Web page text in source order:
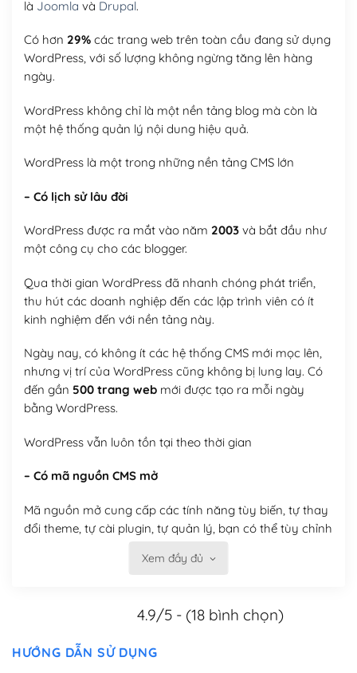
là Joomla và Drupal.
Có hơn 29%các trang web trên toàn cầu đang sử dụng
WordPress, với số lượng không ngừng tăng lên hàng
ngày.
WordPress không chỉ là một nền tảng blog mà còn là
một hệ thống quản lý nội dung hiệu quả.
WordPress là một trong những nền tảng CMS lớn
– Có lịch sử lâu đời
WordPress được ra mắt vào năm 2003và bắt đầu như
một công cụ cho các blogger.
Qua thời gian WordPress đã nhanh chóng phát triển,
thu hút các doanh nghiệp đến các lập trình viên có ít
kinh nghiệm đến với nền tảng này.
Ngày nay, có không ít các hệ thống CMS mới mọc lên,
nhưng vị trí của WordPress cũng không bị lung lay. Có
đến gần 500 trang webmới được tạo ra mỗi ngày
bằng WordPress.
WordPress vẫn luôn tồn tại theo thời gian
– Có mã nguồn CMS mở
Mã nguồn mở cung cấp các tính năng tùy biến, tự thay
đổi theme, tự cài plugin, tự quản lý, bạn có thể tùy chỉnh
Có thể tùy biến trên website WordPress
Xem đầy đủ
4.9/5 - (18 bình chọn)
HƯỚNG DẪN SỬ DỤNG